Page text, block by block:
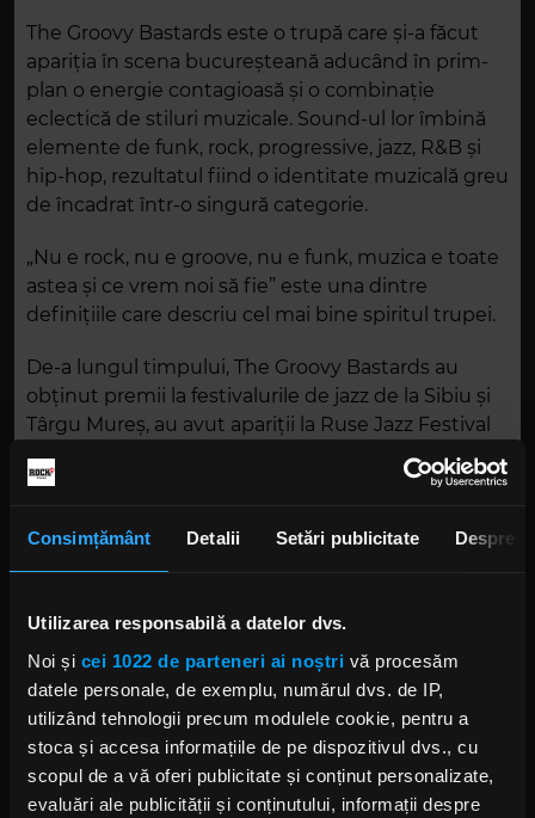
Consimțământ Detalii Setări publicitate Despre
Utilizarea responsabilă a datelor dvs.
Noi și cei 1022 de parteneri ai noștri vă procesăm
datele personale, de exemplu, numărul dvs. de IP,
utilizând tehnologii precum modulele cookie, pentru a
stoca și accesa informațiile de pe dispozitivul dvs., cu
scopul de a vă oferi publicitate și conținut personalizate,
evaluări ale publicității și conținutului, informații despre
The Groovy Bastards este o trupă care și-a făcut
apariția în scena bucureșteană aducând în prim-
plan o energie contagioasă și o combinație
eclectică de stiluri muzicale. Sound-ul lor îmbină
elemente de funk, rock, progressive, jazz, R&B și
hip-hop, rezultatul fiind o identitate muzicală greu
de încadrat într-o singură categorie.
„Nu e rock, nu e groove, nu e funk, muzica e toate
astea și ce vrem noi să fie” este una dintre
definițiile care descriu cel mai bine spiritul trupei.
De-a lungul timpului, The Groovy Bastards au
obținut premii la festivalurile de jazz de la Sibiu și
Târgu Mureș, au avut apariții la Ruse Jazz Festival
din Bulgaria și au concertat în numeroase locații
din țară. Trupa a împărțit scena cu artiști
Bumblefoot și Rosenberg Trio.
În 2017 au fost desemnați „Revelația anului” la
categoria „Formația Anului”. În ultimii ani au
continuat să acumuleze recunoaștere în zona
rock, câștigând premiul al doilea la Festivalul
Posada Rock 2023 și premiul întâi la Constelații
Rock 2024.